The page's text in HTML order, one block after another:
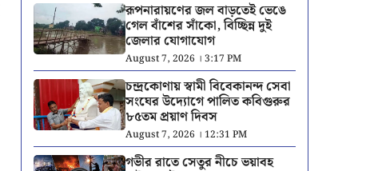
রূপনারায়ণের জল বাড়তেই ভেঙে
গেল বাঁশের সাঁকো, বিচ্ছিন্ন দুই
জেলার যোগাযোগ
August 7, 2026 । 3:17 PM
চন্দ্রকোণায় স্বামী বিবেকানন্দ সেবা
সংঘের উদ্যোগে পালিত কবিগুরুর
৮৫তম প্রয়াণ দিবস
August 7, 2026 । 12:31 PM
গভীর রাতে সেতুর নীচে ভয়াবহ